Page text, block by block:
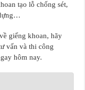
tạo lỗ chống sét,
giếng khoan, hãy
vấn và thi công
hôm nay.